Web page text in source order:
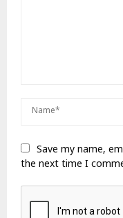
Save my name,
the next time I